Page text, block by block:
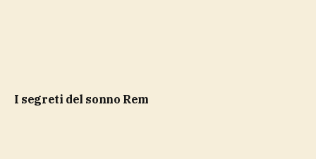
i segreti del sonno Rem